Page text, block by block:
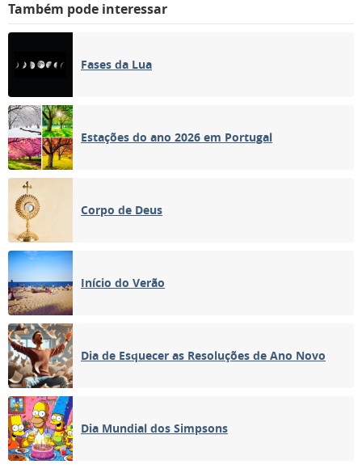
Também pode interessar
Fases da Lua
Estações do ano 2026 em Portugal
Corpo de Deus
Início do Verão
Dia de Esquecer as Resoluções de Ano Novo
Dia Mundial dos Simpsons